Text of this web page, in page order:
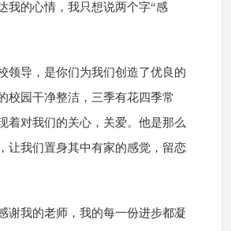
我的心情，我只想说两个字“感
领导，是你们为我们创造了优良的
校园干净整洁，三季有花四季常
着对我们的关心，关爱。他是那么
让我们置身其中有家的感觉，留恋
谢我的老师，我的每一份进步都凝